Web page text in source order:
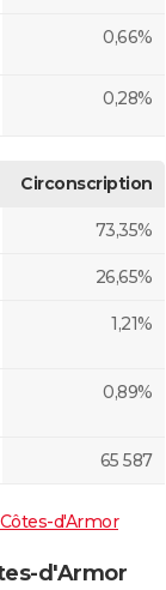
0,66%
0,28%
Circonscription
73,35%
26,65%
1,21%
0,89%
65 587
d'Armor
d'Armor